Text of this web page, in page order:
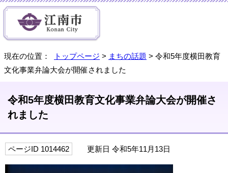
現在の位置： トップページ > まちの話題 > 令和5年度横田教育
文化事業弁論大会が開催されました
令和5年度横田教育文化事業弁論大会が開催さ
れました
ページID 1014462 更新日 令和5年11月13日